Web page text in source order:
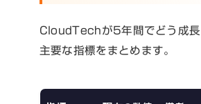
CloudTechが5年間でどう成長
主要な指標をまとめます。